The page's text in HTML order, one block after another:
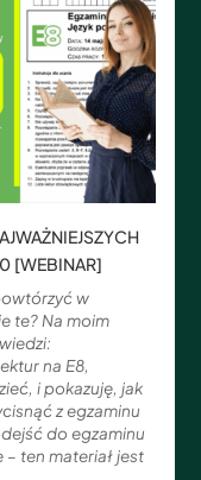
[WEBINAR]
w
te? Na moim
na E8,
i pokazuję, jak
z egzaminu
do egzaminu
– ten materiał jest